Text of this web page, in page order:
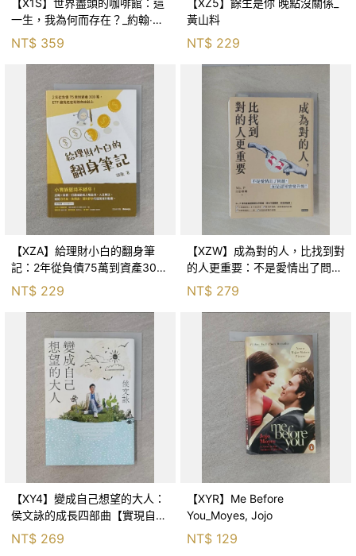
一生，我為何而存在？_約翰‧史
崔勒基, Elsa
NT$ 359
黃山料
NT$ 229
【XZA】給理財小白的翻身筆
記：2年從負債75萬到資產300
萬，ETF讓我走在財務自由路上_
鐵蛋
NT$ 229
【XZW】成為對的人，比找到對
的人更重要：不是愛情出了問
題，而是認知需要升級！_Mr. P
NT$ 279
【XY4】變成自己想望的大人：
侯文詠的成長四部曲【實現自
己】_侯文詠
NT$ 269
【XYR】Me Before
You_Moyes, Jojo
NT$ 129